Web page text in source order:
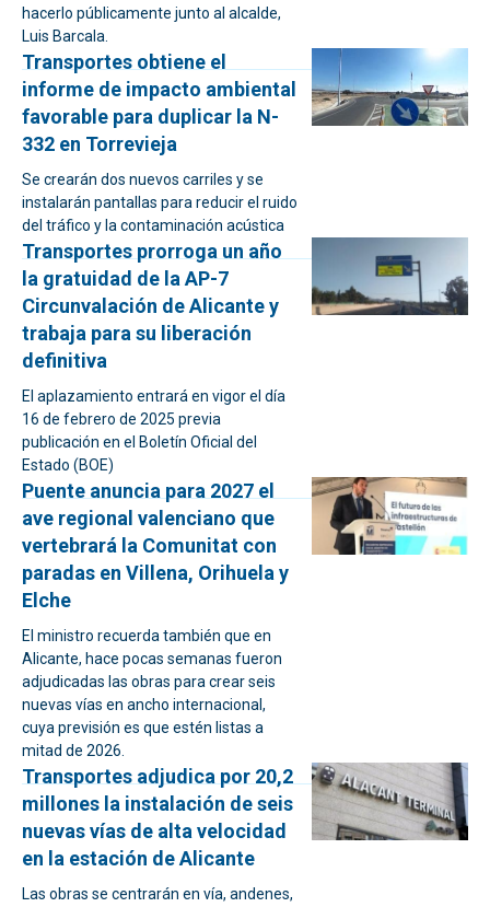
hacerlo públicamente junto al alcalde,
Luis Barcala.
Transportes obtiene el
informe de impacto ambiental
favorable para duplicar la N-
332 en Torrevieja
Se crearán dos nuevos carriles y se
instalarán pantallas para reducir el ruido
del tráfico y la contaminación acústica
Transportes prorroga un año
la gratuidad de la AP-7
Circunvalación de Alicante y
trabaja para su liberación
definitiva
El aplazamiento entrará en vigor el día
16 de febrero de 2025 previa
publicación en el Boletín Oficial del
Estado (BOE)
Puente anuncia para 2027 el
ave regional valenciano que
vertebrará la Comunitat con
paradas en Villena, Orihuela y
Elche
El ministro recuerda también que en
Alicante, hace pocas semanas fueron
adjudicadas las obras para crear seis
nuevas vías en ancho internacional,
cuya previsión es que estén listas a
mitad de 2026.
Transportes adjudica por 20,2
millones la instalación de seis
nuevas vías de alta velocidad
en la estación de Alicante
Las obras se centrarán en vía, andenes,